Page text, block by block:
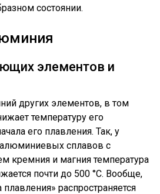
состоянии.
элементов и
других элементов, в том
температуру его
его плавления. Так, у
сплавов с
кремния и магния температура
почти до 500 °С. Вообще,
плавления» распространяется